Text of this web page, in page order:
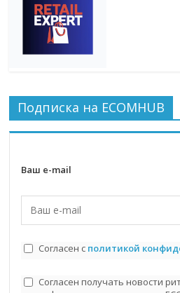
Подписка на ECOMHUB
Ваш e-mail
Согласен с политикой
Согласен получать новости